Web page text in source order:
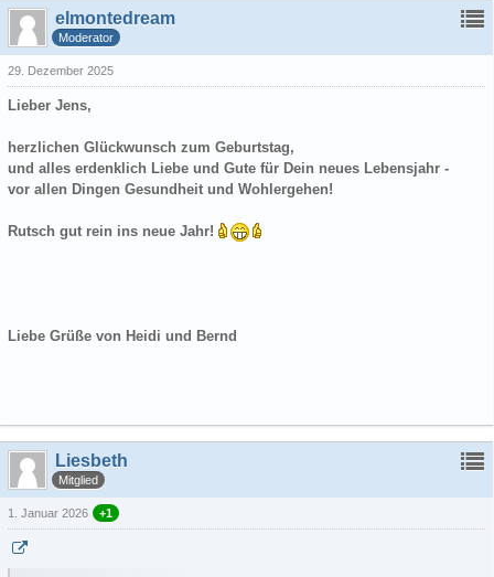
elmontedream
Moderator
29. Dezember 2025
Lieber Jens,
herzlichen Glückwunsch zum Geburtstag,
und alles erdenklich Liebe und Gute für Dein neues Lebensjahr -
vor allen Dingen Gesundheit und Wohlergehen!
Rutsch gut rein ins neue Jahr!
Liebe Grüße von Heidi und Bernd
Liesbeth
Mitglied
1. Januar 2026 +1